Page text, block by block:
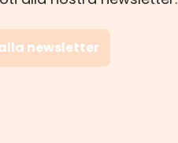
newsletter